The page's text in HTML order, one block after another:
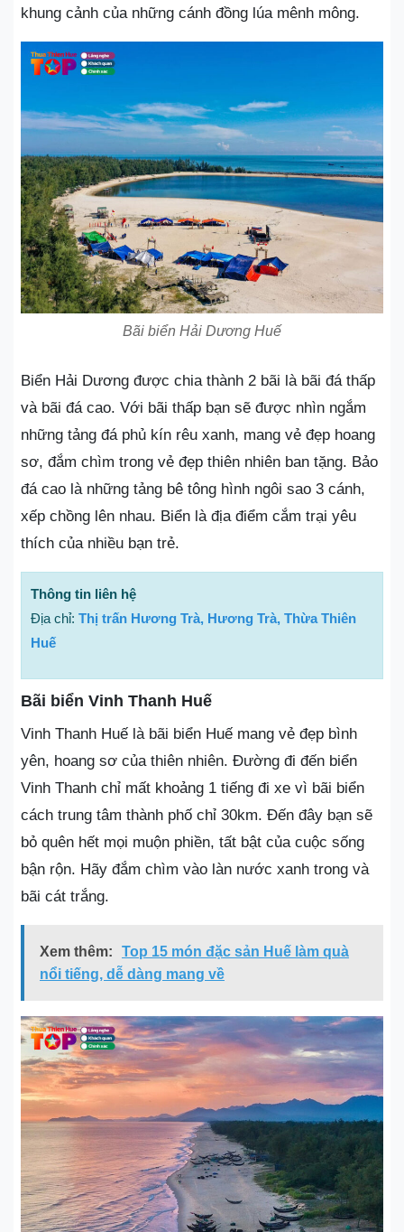
khung cảnh của những cánh đồng lúa mênh mông.
Bãi biển Hải Dương Huế
Biển Hải Dương được chia thành 2 bãi là bãi đá thấp
và bãi đá cao. Với bãi thấp bạn sẽ được nhìn ngắm
những tảng đá phủ kín rêu xanh, mang vẻ đẹp hoang
sơ, đắm chìm trong vẻ đẹp thiên nhiên ban tặng. Bảo
đá cao là những tảng bê tông hình ngôi sao 3 cánh,
xếp chồng lên nhau. Biển là địa điểm cắm trại yêu
thích của nhiều bạn trẻ.
Thông tin liên hệ
Địa chỉ: Thị trấn Hương Trà, Hương Trà, Thừa Thiên
Huế
Bãi biển Vinh Thanh Huế
Vinh Thanh Huế là bãi biển Huế mang vẻ đẹp bình
yên, hoang sơ của thiên nhiên. Đường đi đến biển
Vinh Thanh chỉ mất khoảng 1 tiếng đi xe vì bãi biển
cách trung tâm thành phố chỉ 30km. Đến đây bạn sẽ
bỏ quên hết mọi muộn phiền, tất bật của cuộc sống
bận rộn. Hãy đắm chìm vào làn nước xanh trong và
bãi cát trắng.
Xem thêm:
Top 15 món đặc sản Huế làm quà
nổi tiếng, dễ dàng mang về